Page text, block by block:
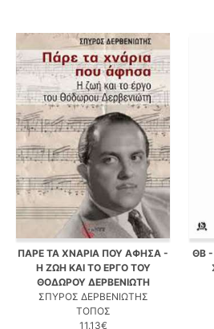
ΠΑΡΕ ΤΑ ΧΝΑΡΙΑ ΠΟΥ ΑΦΗΣΑ -
Η ΖΩΗ ΚΑΙ ΤΟ ΕΡΓΟ ΤΟΥ
ΘΟΔΩΡΟΥ ΔΕΡΒΕΝΙΩΤΗ
ΣΠΥΡΟΣ ΔΕΡΒΕΝΙΩΤΗΣ
ΤΟΠΟΣ
11.13€
ΘΒ